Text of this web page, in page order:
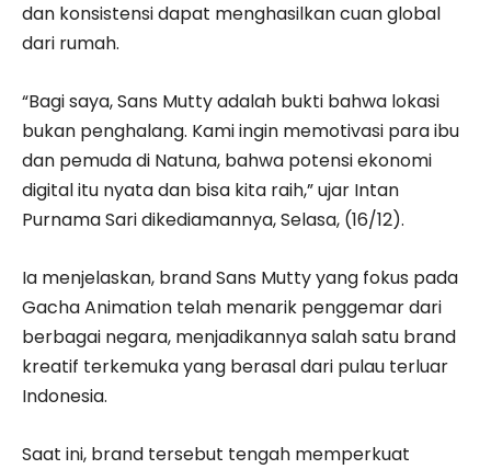
dan konsistensi dapat menghasilkan cuan global
dari rumah.
“Bagi saya, Sans Mutty adalah bukti bahwa lokasi
bukan penghalang. Kami ingin memotivasi para ibu
dan pemuda di Natuna, bahwa potensi ekonomi
digital itu nyata dan bisa kita raih,” ujar Intan
Purnama Sari dikediamannya, Selasa, (16/12).
Ia menjelaskan, brand Sans Mutty yang fokus pada
Gacha Animation telah menarik penggemar dari
berbagai negara, menjadikannya salah satu brand
kreatif terkemuka yang berasal dari pulau terluar
Indonesia.
Saat ini, brand tersebut tengah memperkuat